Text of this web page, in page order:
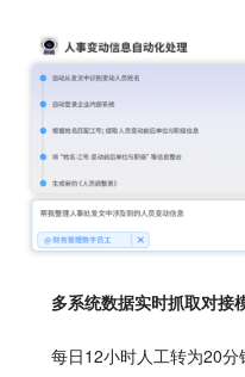
多系统数据实时抓取对接
每日12小时人工转为20分